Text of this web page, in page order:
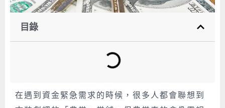
目錄
在遇到資金緊急需求的時候，很多人都會聯想到